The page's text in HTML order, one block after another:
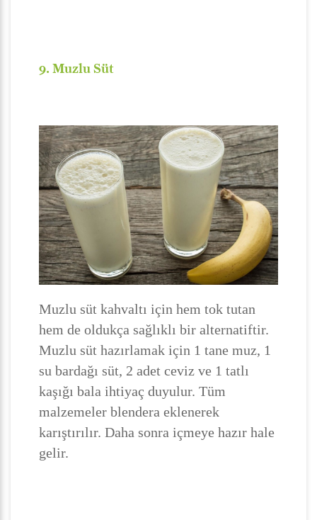
9. Muzlu Süt
Muzlu süt kahvaltı için hem tok tutan
hem de oldukça sağlıklı bir alternatiftir.
Muzlu süt hazırlamak için 1 tane muz, 1
su bardağı süt, 2 adet ceviz ve 1 tatlı
kaşığı bala ihtiyaç duyulur. Tüm
malzemeler blendera eklenerek
karıştırılır. Daha sonra içmeye hazır hale
gelir.